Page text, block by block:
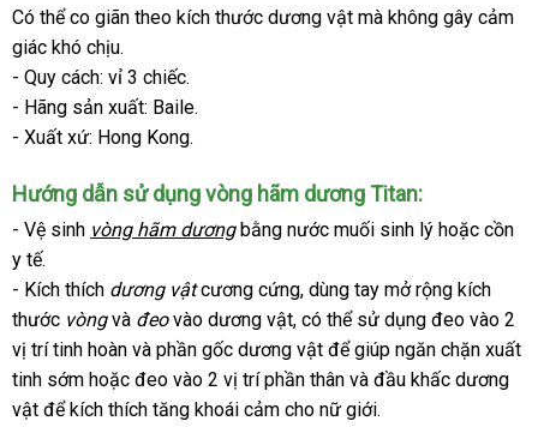
Có thể co giãn theo kích thước dương vật phụ
mà không gây cảm
giác khó chịu.
- Quy cách: vỉ 3 chiếc.
- Hãng sản xuất: Baile.
- Xuất xứ: Hong Kong.
Hướng dẫn sử dụng vòng hãm dương Titan:
- Vệ sinh vòng hãm dươngbằng nước muối sinh lý có
mua
hoặc cồn
y tế.
- Kích thích dương vậtcương cứngnhập
khẩu
, dùng tay mở rộng kích
thước vòngvà đeovào dương vậtchất
lượng
, quà
tặng
có thể sử dụng đeo vào 2
vị trí tinh hoàn bảo
hành
và phần gốc dương vật phản
hồi
để giúp ngăn chặn xuất
tinh sớm online
hoặc đeo vào 2 vị trí phần thân sản
xuất
và đầu khấc dương
vật xách
để kích thích tăng khoái cảm cho nữ giới.